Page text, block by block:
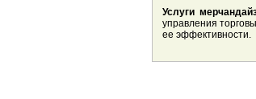
Услуги
управления
ее эффективности.